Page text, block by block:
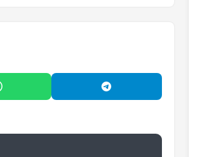
Paylaş Telegram'da